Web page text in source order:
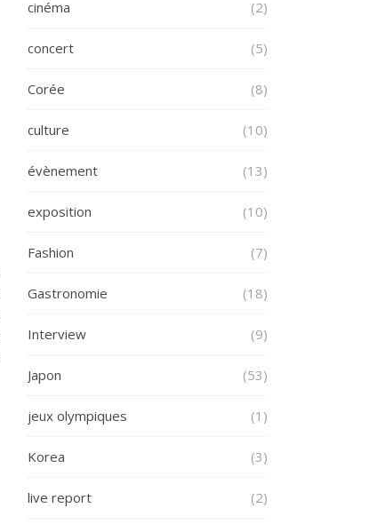
cinéma (2)
concert (5)
Corée (8)
culture (10)
évènement (13)
exposition (10)
Fashion (7)
Gastronomie (18)
Interview (9)
Japon (53)
jeux olympiques (1)
Korea (3)
live report (2)